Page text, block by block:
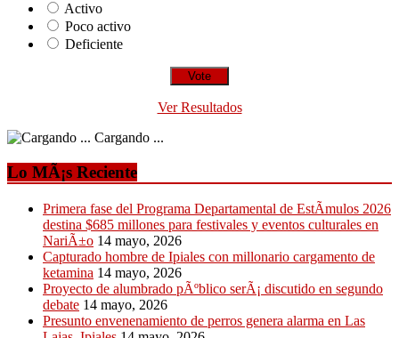
Activo
Poco activo
Deficiente
Ver Resultados
Cargando ...
Lo MÃ¡s Reciente
Primera fase del Programa Departamental de EstÃ­mulos 2026
destina $685 millones para festivales y eventos culturales en
NariÃ±o 14 mayo, 2026
Capturado hombre de Ipiales con millonario cargamento de
ketamina 14 mayo, 2026
Proyecto de alumbrado pÃºblico serÃ¡ discutido en segundo
debate 14 mayo, 2026
Presunto envenenamiento de perros genera alarma en Las